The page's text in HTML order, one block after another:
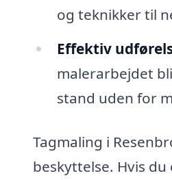
og teknikker til
Effektiv
malerarbejdet
stand uden for
Tagmaling i
beskyttelse. Hvis